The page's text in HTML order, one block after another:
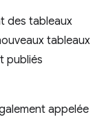
des tableaux
tableaux
publiés
appelée